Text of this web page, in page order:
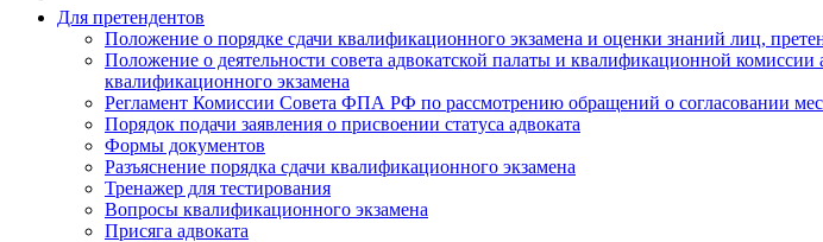
Для претендентов
Положение о порядке сдачи квалификационного экзамена и оценки знаний лиц,
Положение о деятельности совета адвокатской палаты и квалификационной
квалификационного экзамена
Регламент Комиссии Совета ФПА РФ по рассмотрению обращений о согласовании
Порядок подачи заявления о присвоении статуса адвоката
Формы документов
Разъяснение порядка сдачи квалификационного экзамена
Тренажер для тестирования
Вопросы квалификационного экзамена
Присяга адвоката